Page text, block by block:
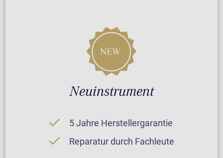
Neuinstrument
5 Jahre Herstellergarantie
Reparatur durch Fachleute